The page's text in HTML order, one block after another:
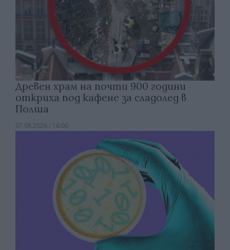
Древен храм на почти 900 години
откриха под кафене за сладолед в
Полша
07.08.2026 / 16:00